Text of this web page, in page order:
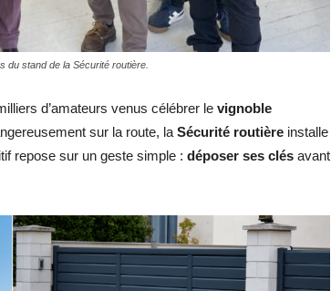
du stand de la Sécurité routière.
d’amateurs venus célébrer le vignoble
sur la route, la Sécurité routière installe
repose sur un geste simple : déposer ses clés avant